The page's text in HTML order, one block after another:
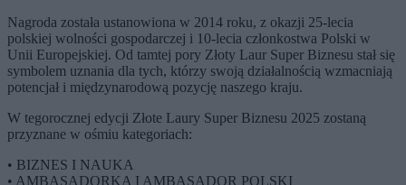
Nagroda została ustanowiona w 2014 roku, z okazji 25-lecia
polskiej wolności gospodarczej i 10-lecia członkostwa Polski w
Unii Europejskiej. Od tamtej pory Złoty Laur Super Biznesu stał się
symbolem uznania dla tych, którzy swoją działalnością wzmacniają
potencjał i międzynarodową pozycję naszego kraju.
W tegorocznej edycji Złote Laury Super Biznesu 2025 zostaną
przyznane w ośmiu kategoriach:
• BIZNES I NAUKA
• AMBASADORKA I AMBASADOR POLSKI